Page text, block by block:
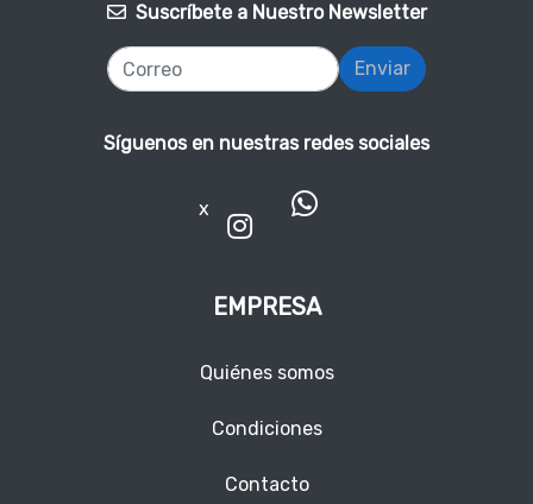
Suscríbete a Nuestro Newsletter
Enviar
Síguenos en nuestras redes sociales
x
EMPRESA
Quiénes somos
Condiciones
Contacto